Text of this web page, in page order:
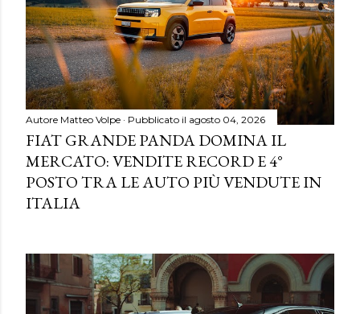
Autore Matteo Volpe Pubblicato il agosto 04, 2026
FIAT GRANDE PANDA DOMINA IL
MERCATO: VENDITE RECORD E 4°
POSTO TRA LE AUTO PIÙ VENDUTE IN
ITALIA